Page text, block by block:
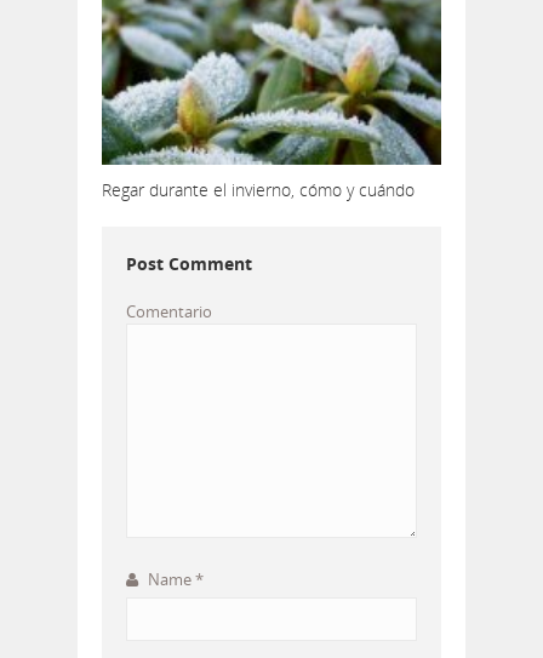
Regar durante el invierno, cómo y cuándo
Post Comment
Comentario
Name*